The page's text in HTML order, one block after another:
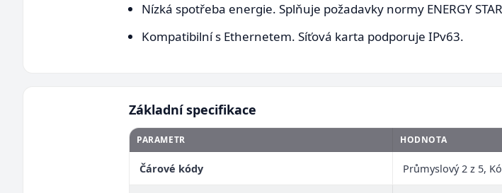
Nízká spotřeba energie. Splňuje požadavky normy ENERGY
Kompatibilní s Ethernetem. Síťová karta podporuje IPv63.
Základní specifikace
PARAMETR HODNOTA
Čárové kódy Průmyslový 2 z 5,